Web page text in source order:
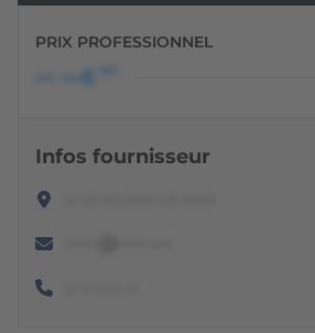
PRIX PROFESSIONNEL
••• •••€
Infos fournisseur